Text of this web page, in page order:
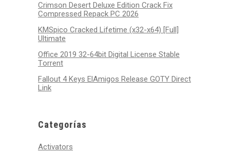
Crimson Desert Deluxe Edition Crack Fix
Compressed Repack PC 2026
KMSpico Cracked Lifetime (x32-x64) [Full]
Ultimate
Office 2019 32-64bit Digital License Stable
Tоrrеnt
Fallout 4 Keys ElAmigos Release GOTY Direct
Link
Categorías
Activators